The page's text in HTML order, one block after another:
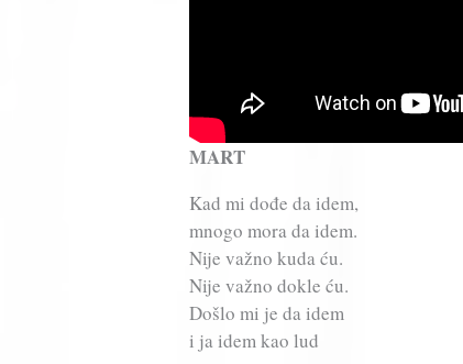
MART
Kad mi dođe da idem,
mnogo mora da idem.
Nije važno kuda ću.
Nije važno dokle ću.
Došlo mi je da idem
i ja idem kao lud